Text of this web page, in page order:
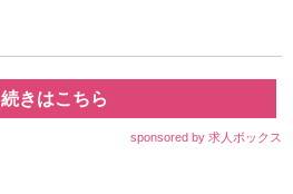
続きはこちら
sponsored by 求人ボックス